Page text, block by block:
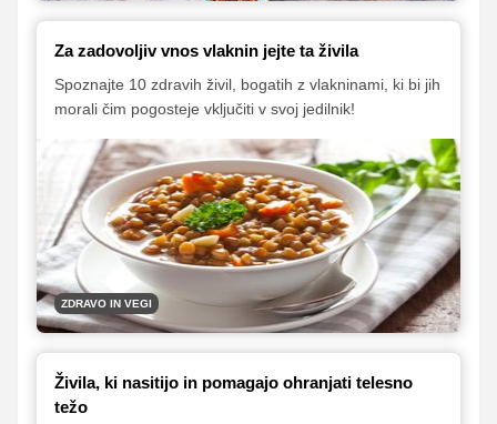
Za zadovoljiv vnos vlaknin jejte ta živila
Spoznajte 10 zdravih živil, bogatih z vlakninami, ki bi jih
morali čim pogosteje vključiti v svoj jedilnik!
ZDRAVO IN VEGI
Živila, ki nasitijo in pomagajo ohranjati telesno
težo